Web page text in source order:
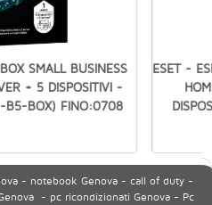
SMALL BUSINESS
+ 5 DISPOSITIVI -
B5-BOX) FINO:0708
ESET -
- notebook Genova - call of duty -
- pc ricondizionati Genova - Pc